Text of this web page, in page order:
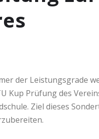
der Leistungsgrade
Prüfung des
Ziel dieses